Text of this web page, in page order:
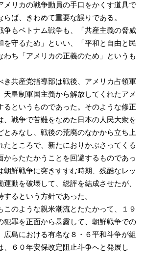
メリカの戦争動員の手口をかくす道具で
ば、きわめて重要な誤りである。
もベトナム戦争も、「共産主義の脅威
を守るため」といい、「平和と自由と民
わち「アメリカの正義のため」というも
共産党指導部は戦後、アメリカ占領軍
天皇制軍国主義から解放してくれたアメ
るというものであった。そのような修正
、戦争で苦難をなめた日本の人民大衆を
とみなし、戦後の荒廃のなかから立ち上
たところで、新たにおりかぶさってくる
からたたかうことを回避するものであっ
朝鮮戦争に突きすすむ時期、残酷なレッ
運動を破壊して、総評を結成させたが、
るという方針であった。
のような親米潮流とたたかって、１９
犯罪を正面から暴露して、朝鮮戦争での
広島における有名な８・６平和斗争が組
、６０年安保改定阻止斗争へと発展し